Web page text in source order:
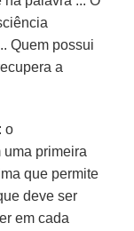
Quem possui
a
o
uma primeira
que permite
deve ser
em cada